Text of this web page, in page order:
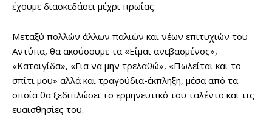
έχουμε διασκεδάσει μέχρι πρωίας.
Μεταξύ πολλών άλλων παλιών και νέων επιτυχιών του
Αντύπα, θα ακούσουμε τα «Είμαι ανεβασμένος»,
«Καταιγίδα», «Για να μην τρελαθώ», «Πωλείται και το
σπίτι μου» αλλά και τραγούδια-έκπληξη, μέσα από τα
οποία θα ξεδιπλώσει το ερμηνευτικό του ταλέντο και τις
ευαισθησίες του.